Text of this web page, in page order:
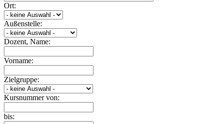
Ort:
Außenstelle:
Dozent, Name:
Vorname:
Zielgruppe:
Kursnummer von:
bis: